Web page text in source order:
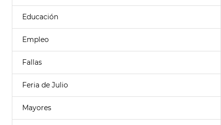
Educación
Empleo
Fallas
Feria de Julio
Mayores